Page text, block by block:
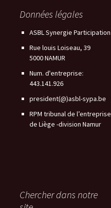
Données légales
ASBL Synergie Participation
Rue louis Loiseau, 39
5000 NAMUR
Num. d'entreprise:
443.141.926
president(@)asbl-sypa.be
RPM tribunal de l’entreprise
de Liège -division Namur
Chercher dans notre